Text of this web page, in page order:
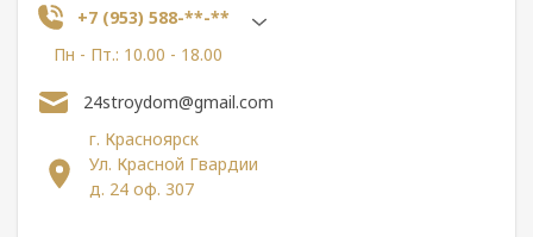
+7 (953) 588-**-**
Пн - Пт.: 10.00 - 18.00
г. Красноярск
Ул. Красной Гвардии
д. 24 оф. 307
24stroydom@gmail.com